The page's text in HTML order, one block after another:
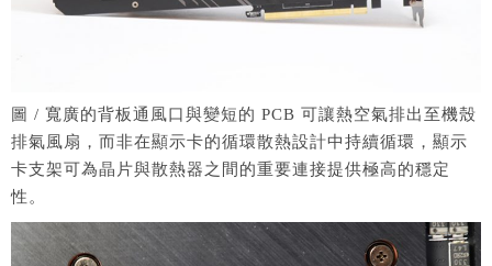
圖 / 寬廣的背板通風口與變短的 PCB 可讓熱空氣排出至機殼
排氣風扇，而非在顯示卡的循環散熱設計中持續循環，顯示
卡支架可為晶片與散熱器之間的重要連接提供極高的穩定
性。